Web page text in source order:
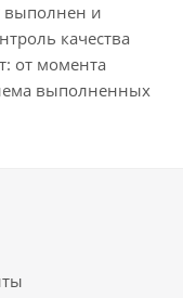
выполнен и
качества
от момента
выполненных